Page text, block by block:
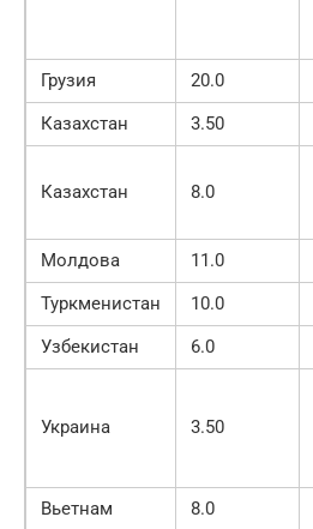
Грузия
20.0
Казахстан
3.50
Казахстан 8.0
Молдова
11.0
Туркменистан
10.0
Узбекистан
6.0
Украина 3.50
Вьетнам
8.0